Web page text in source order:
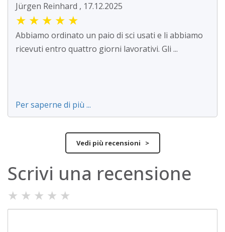
Jürgen Reinhard , 17.12.2025
★ ★ ★ ★ ★
Abbiamo ordinato un paio di sci usati e li abbiamo
ricevuti entro quattro giorni lavorativi. Gli ...
Per saperne di più ...
Vedi più recensioni >
Scrivi una recensione
★ ★ ★ ★ ★